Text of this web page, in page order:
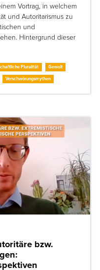
Vortrag, in welchem
und Autoritarismus zu
und
Hintergrund dieser
Pluralität
Gewalt
Verschwörungsmythen
bzw.